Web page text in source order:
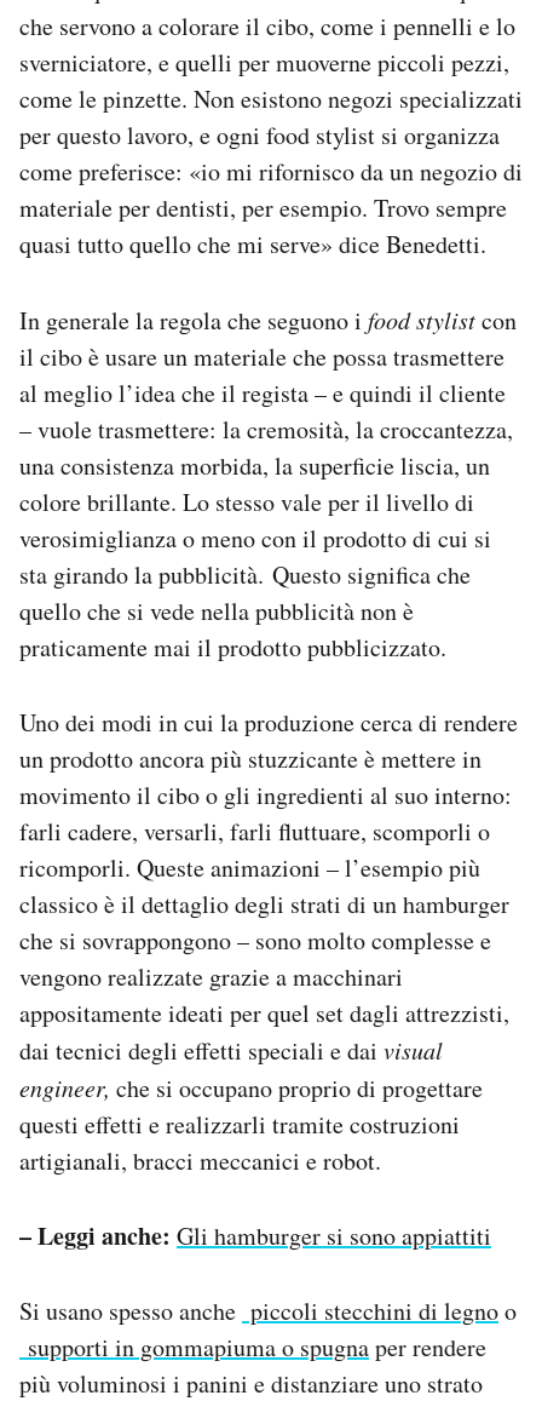
che servono a colorare il cibo, come i pennelli e lo
sverniciatore, e quelli per muoverne piccoli pezzi,
come le pinzette. Non esistono negozi specializzati
per questo lavoro, e ogni food stylist si organizza
come preferisce: «io mi rifornisco da un negozio di
materiale per dentisti, per esempio. Trovo sempre
quasi tutto quello che mi serve» dice Benedetti.
In generale la regola che seguono i food stylistcon
il cibo è usare un materiale che possa trasmettere
al meglio l’idea che il regista – e quindi il cliente
– vuole trasmettere: la cremosità, la croccantezza,
una consistenza morbida, la superficie liscia, un
colore brillante. Lo stesso vale per il livello di
verosimiglianza o meno con il prodotto di cui si
sta girando la pubblicità. Questo significa che
quello che si vede nella pubblicità non è
praticamente mai il prodotto pubblicizzato.
Uno dei modi in cui la produzione cerca di rendere
un prodotto ancora più stuzzicante è mettere in
movimento il cibo o gli ingredienti al suo interno:
farli cadere, versarli, farli fluttuare, scomporli o
ricomporli. Queste animazioni – l’esempio più
classico è il dettaglio degli strati di un hamburger
che si sovrappongono – sono molto complesse e
vengono realizzate grazie a macchinari
appositamente ideati per quel set dagli attrezzisti,
dai tecnici degli effetti speciali e dai visual
engineer, che si occupano proprio di progettare
questi effetti e realizzarli tramite costruzioni
artigianali, bracci meccanici e robot.
– Leggi anche: Gli hamburger si sono appiattiti
Si usano spesso anche piccoli stecchini di legnoo
supporti in gommapiuma o spugnaper rendere
più voluminosi i panini e distanziare uno strato